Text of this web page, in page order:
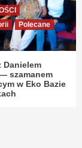
Polecane
Danielem
szamanem
w Eko Bazie